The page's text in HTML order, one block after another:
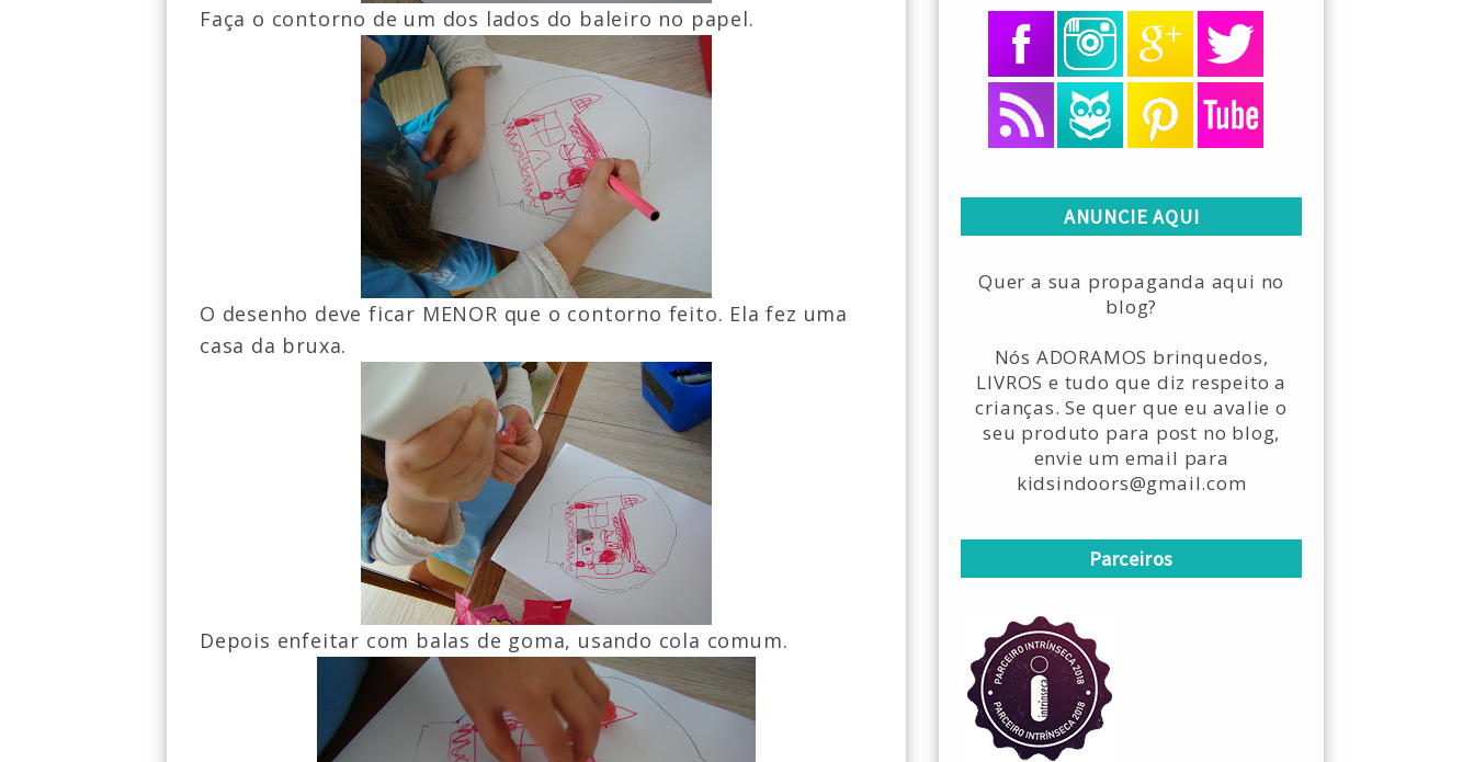
Faça o contorno de um dos lados do baleiro no papel.
O desenho deve ficar MENOR que o contorno feito. Ela fez uma
casa da bruxa.
Depois enfeitar com balas de goma, usando cola comum.
ANUNCIE AQUI
Quer a sua propaganda aqui no
blog?
Nós ADORAMOS brinquedos,
LIVROS e tudo que diz respeito a
crianças. Se quer que eu avalie o
seu produto para post no blog,
envie um email para
kidsindoors@gmail.com
Parceiros